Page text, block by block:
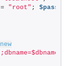
= "root" ; $pass
new